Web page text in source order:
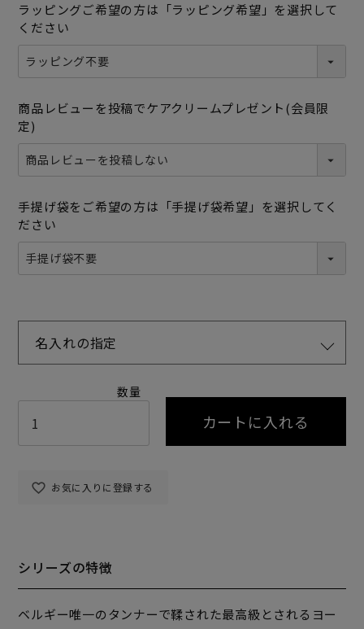
お気に入りに登録する
カートに入れる
ラッピングご希望の方は「ラッピング希望」を選択して
ください
商品レビューを投稿でケアクリームプレゼント(会員限
定)
手提げ袋をご希望の方は「手提げ袋希望」を選択してく
ださい
名入れの指定
シリーズの特徴
ベルギー唯一のタンナーで鞣された最高級とされるヨー